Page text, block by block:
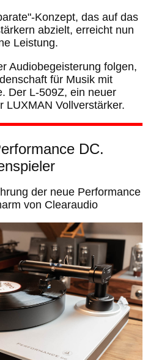
Konzept, das auf das
abzielt, erreicht nun
Leistung.
Audiobegeisterung folgen,
für Musik mit
Der L-509Z, ein neuer
LUXMAN Vollverstärker.
DC.
der neue Performance
von Clearaudio